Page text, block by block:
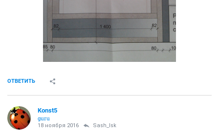
ОТВЕТИТЬ
Konst5
guru
18 ноября 2016 Sash_lsk